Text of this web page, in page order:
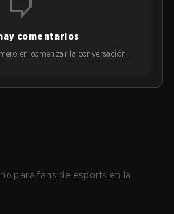
comentarios
en comenzar la conversación!
para fans de esports en la